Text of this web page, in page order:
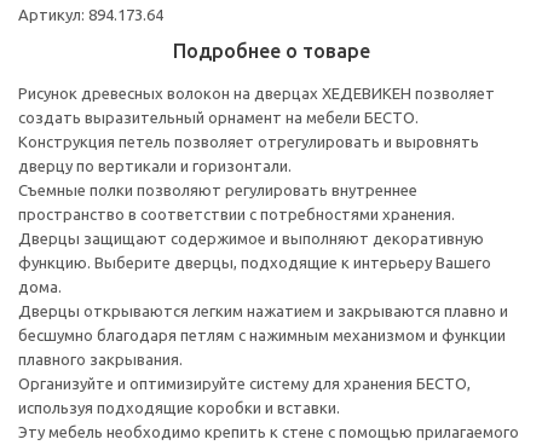
Артикул: 894.173.64
Подробнее о товаре
Рисунок древесных волокон на дверцах ХЕДЕВИКЕН позволяет
создать выразительный орнамент на мебели БЕСТО.
Конструкция петель позволяет отрегулировать и выровнять
дверцу по вертикали и горизонтали.
Съемные полки позволяют регулировать внутреннее
пространство в соответствии с потребностями хранения.
Дверцы защищают содержимое и выполняют декоративную
функцию. Выберите дверцы, подходящие к интерьеру Вашего
дома.
Дверцы открываются легким нажатием и закрываются плавно и
бесшумно благодаря петлям с нажимным механизмом и функции
плавного закрывания.
Организуйте и оптимизируйте систему для хранения БЕСТО,
используя подходящие коробки и вставки.
Эту мебель необходимо крепить к стене с помощью прилагаемого